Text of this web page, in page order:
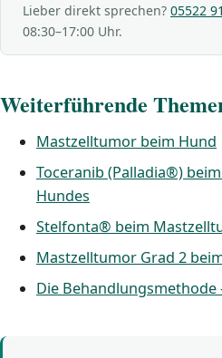
Lieber direkt sprechen? 05522
08:30–17:00 Uhr.
Weiterführende
Mastzelltumor beim Hund
Toceranib (Palladia®)
Hundes
Stelfonta® beim
Mastzelltumor Grad 2
Die